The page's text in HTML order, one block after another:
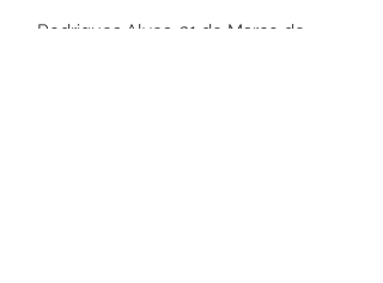
Rodrigues Alves, 21 de Março de